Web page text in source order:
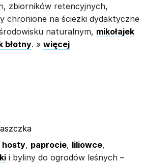
zbiorników retencyjnych,
chronione na ścieżki dydaktyczne
naturalnym, mikołajek
błotny. » więcej
hosty, paprocie, liliowce,
i byliny do ogrodów leśnych –